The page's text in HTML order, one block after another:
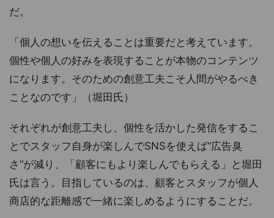
だ。
「個人の想いを伝えることは重要だと考えています。
個性や個人の好みを表現することが本物のコンテンツ
になります。そのための創意工夫こそ人間がやるべき
ことなのです」（堀田氏）
それぞれが創意工夫し、個性を活かした発信をするこ
とでスタッフ自身が楽しんでSNSを使えば“広告臭
さ”が減り、「顧客にもより楽しんでもらえる」と堀田
氏は言う。目指しているのは、顧客とスタッフが個人
商店的な距離感で一緒に楽しめるようにすることだ。